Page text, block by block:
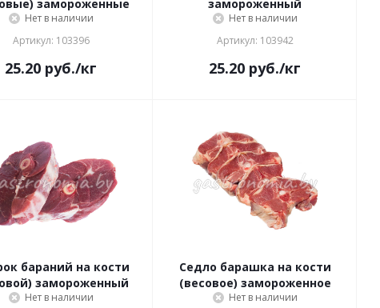
замороженные
Нет в наличии
Артикул: 103396
25.20 руб./кг
замороженный
Нет в наличии
Артикул: 103942
25.20 руб./кг
бараний на кости
замороженный
Нет в наличии
Седло барашка на кости
(весовое) замороженное
Нет в наличии